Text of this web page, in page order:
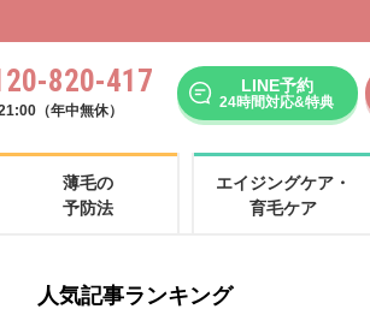
820-417
（年中無休）
LINE予約
24時間対応&特典
薄毛の
予防法
エイジングケア・
育毛ケア
人気記事ランキング